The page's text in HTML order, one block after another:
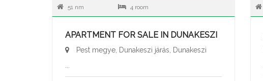
51 nm 4 room
APARTMENT FOR SALE IN DUNAKESZI
Pest megye, Dunakeszi járás, Dunakeszi
...